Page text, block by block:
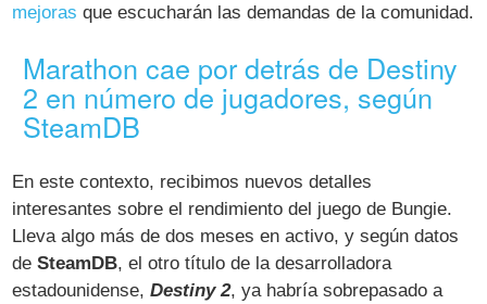
mejoras que escucharán las demandas de la comunidad.
Marathon cae por detrás de Destiny
2 en número de jugadores, según
SteamDB
En este contexto, recibimos nuevos detalles
interesantes sobre el rendimiento del juego de Bungie.
Lleva algo más de dos meses en activo, y según datos
deSteamDB, el otro título de la desarrolladora
estadounidense,Destiny 2, ya habría sobrepasado a